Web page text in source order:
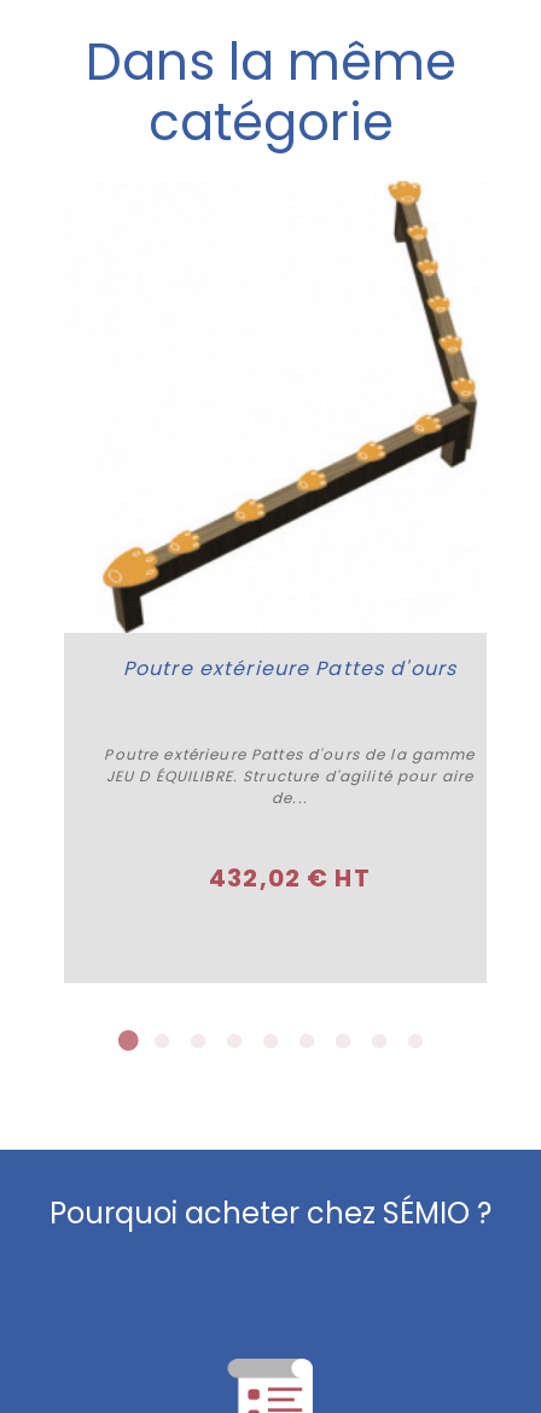
Dans la même
catégorie
Poutre extérieure Pattes d'ours
Poutre extérieure Pattes d'ours de la gamme
JEU D ÉQUILIBRE. Structure d'agilité pour aire
de...
432,02 € HT
Pourquoi acheter chez SÉMIO ?